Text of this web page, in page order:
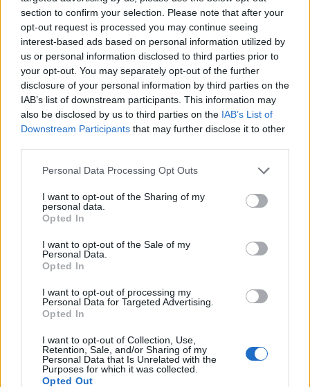
section to confirm your selection. Please note that after your
opt-out request is processed you may continue seeing
interest-based ads based on personal information utilized by
us or personal information disclosed to third parties prior to
your opt-out. You may separately opt-out of the further
disclosure of your personal information by third parties on the
IAB’s list of downstream participants. This information may
also be disclosed by us to third parties on the IAB’s List of
Downstream Participants that may further disclose it to other
Personal Data Processing Opt Outs
I want to opt-out of the Sharing of my
personal data.
Opted In
I want to opt-out of the Sale of my
Personal Data.
Opted In
I want to opt-out of processing my
Personal Data for Targeted Advertising.
Opted In
I want to opt-out of Collection, Use,
Retention, Sale, and/or Sharing of my
Personal Data that Is Unrelated with the
Purposes for which it was collected.
Opted Out
Πρώτο Θέμα